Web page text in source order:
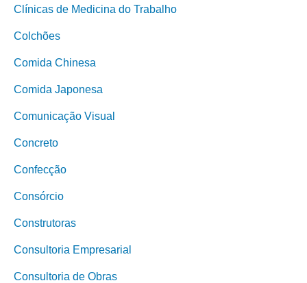
Clínicas de Medicina do Trabalho
Colchões
Comida Chinesa
Comida Japonesa
Comunicação Visual
Concreto
Confecção
Consórcio
Construtoras
Consultoria Empresarial
Consultoria de Obras